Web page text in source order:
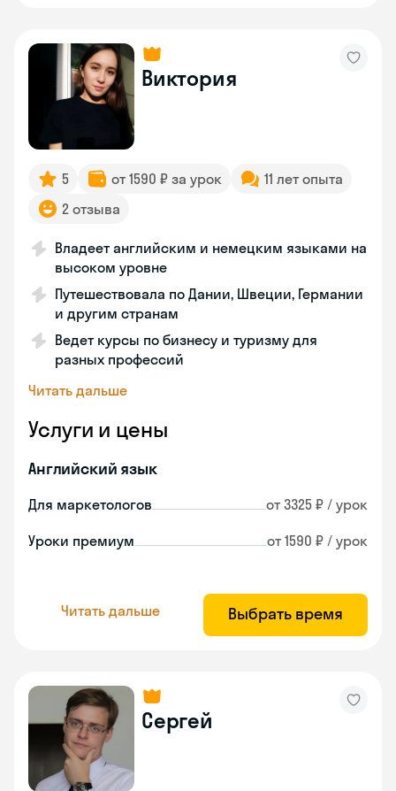
Виктория
5 от 1590 ₽ за урок
11 лет опыта
2 отзыва
Владеет английским и немецким языками на
высоком уровне
Путешествовала по Дании, Швеции, Германии
и другим странам
Ведет курсы по бизнесу и туризму для
разных профессий
Читать дальше
Услуги и цены
Английский язык
Для маркетологов от 3325 ₽ / урок
Уроки премиум от 1590 ₽ / урок
Читать дальше Выбрать время
Сергей